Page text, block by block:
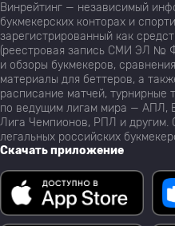
Винрейтинг — независимый
букмекерских конторах и
зарегистрированный как
(реестровая запись СМИ ЭЛ №
и обзоры букмекеров,
материалы для беттеров, а
расписание матчей, турнирные
по ведущим лигам мира — АПЛ,
Лига Чемпионов, РПЛ и другим.
легальных российских
Скачать приложение